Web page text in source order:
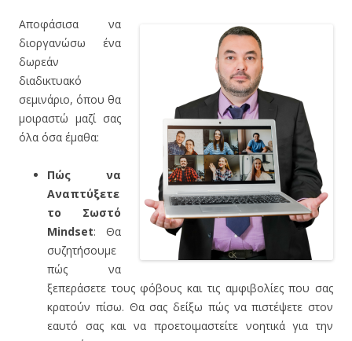
Αποφάσισα να
διοργανώσω ένα
δωρεάν
διαδικτυακό
σεμινάριο, όπου θα
μοιραστώ μαζί σας
όλα όσα έμαθα:
Πώς να
Αναπτύξετε
το Σωστό
Mindset: Θα
συζητήσουμε
πώς να
ξεπεράσετε τους φόβους και τις αμφιβολίες που σας
κρατούν πίσω. Θα σας δείξω πώς να πιστέψετε στον
εαυτό σας και να προετοιμαστείτε νοητικά για την